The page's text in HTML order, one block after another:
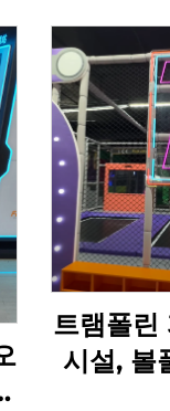
트램폴린
시설, 볼